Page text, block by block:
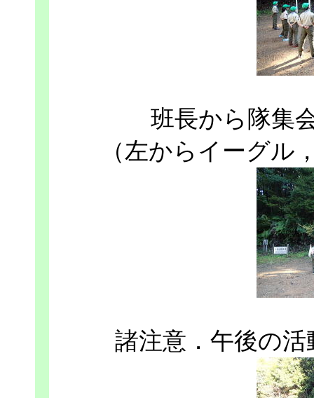
班長から隊集
（左からイーグル
諸注意．午後の